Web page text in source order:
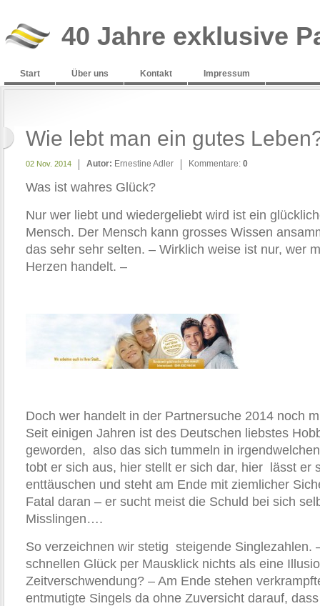
40 Jahre exklusive
Start Über uns Kontakt Impressum
Wie lebt man ein gutes
02 Nov. 2014 Autor: Ernestine Adler Kommentare: 0
Was ist wahres Glück?
Nur wer liebt und wiedergeliebt wird ist ein
Mensch. Der Mensch kann grosses Wissen
das sehr sehr selten. – Wirklich weise ist nur, wer
Herzen handelt. –
Doch wer handelt in der Partnersuche 2014 noch
Seit einigen Jahren ist des Deutschen liebstes
geworden, also das sich tummeln in
tobt er sich aus, hier stellt er sich dar, hier lässt er
enttäuschen und steht am Ende mit ziemlicher
Fatal daran – er sucht meist die Schuld bei sich
Misslingen….
So verzeichnen wir stetig steigende Singlezahlen.
schnellen Glück per Mausklick nichts als eine
Zeitverschwendung? – Am Ende stehen
entmutigte Singels da ohne Zuversicht darauf,